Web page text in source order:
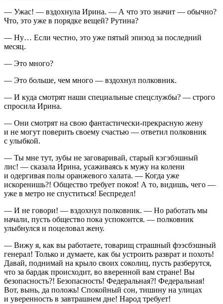
— Ужас! — вздохнула Ирина. — А что это значит — обычно?
Что, это уже в порядке вещей? Рутина?
— Ну… Если честно, это уже пятый эпизод за последний
месяц.
— Это много?
— Это больше, чем много — вздохнул полковник.
— И куда смотрят наши специальные спецслужбы? — строго
спросила Ирина.
— Они смотрят на свою фантастически-прекрасную жену
и не могут поверить своему счастью — ответил полковник
с улыбкой.
— Ты мне тут, зубы не заговаривай, старый кэгэбэшный
лис! — сказала Ирина, усаживаясь к мужу на колени
и одергивая полы оранжевого халата. — Когда уже
искоренишь?! Общество требует покоя! А то, видишь, чего —
уже в метро не спуститься! Беспредел!
— И не говори! — вздохнул полковник. — Но работать мы
начали, пусть общество пока успокоится. — полковник
улыбнулся и поцеловал жену.
— Вижу я, как вы работаете, товарищ страшный фээсбэшный
генерал! Только и думаете, как бы устроить разврат и похоть!
Давай, поднимай на крыло своих соколиц, пусть разберутся,
что за бардак происходит, во вверенной вам стране! Вы
безопасность?! Безопасность! Федеральная?! Федеральная!
Вот, вынь, да положь! Спокойный сон, тишину на улицах
и уверенность в завтрашнем дне! Народ требует!